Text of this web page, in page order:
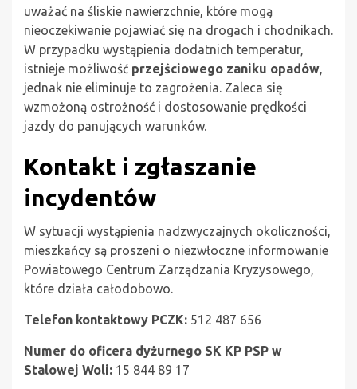
uważać na śliskie nawierzchnie, które mogą
nieoczekiwanie pojawiać się na drogach i chodnikach.
W przypadku wystąpienia dodatnich temperatur,
istnieje możliwość przejściowego zaniku opadów,
jednak nie eliminuje to zagrożenia. Zaleca się
wzmożoną ostrożność i dostosowanie prędkości
jazdy do panujących warunków.
Kontakt i zgłaszanie
incydentów
W sytuacji wystąpienia nadzwyczajnych okoliczności,
mieszkańcy są proszeni o niezwłoczne informowanie
Powiatowego Centrum Zarządzania Kryzysowego,
które działa całodobowo.
Telefon kontaktowy PCZK: 512 487 656
Numer do oficera dyżurnego SK KP PSP w
Stalowej Woli: 15 844 89 17